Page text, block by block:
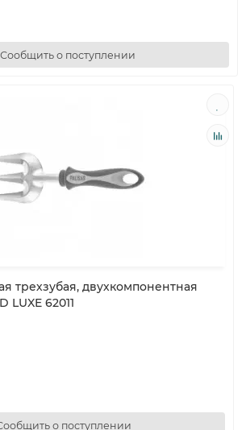
Сообщить о поступлении
трехзубая, двухкомпонентная
LUXE 62011
о поступлении